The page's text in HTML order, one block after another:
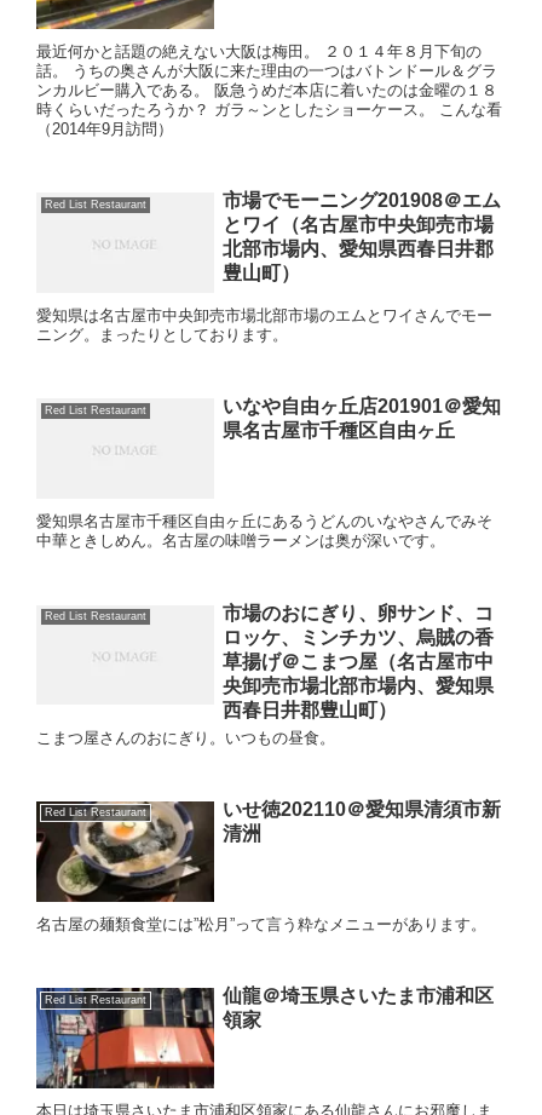
最近何かと話題の絶えない大阪は梅田。 ２０１４年８月下旬の
話。 うちの奥さんが大阪に来た理由の一つはバトンドール＆グラ
ンカルビー購入である。 阪急うめだ本店に着いたのは金曜の１８
時くらいだったろうか？ ガラ～ンとしたショーケース。 こんな看
（2014年9月訪問）
Red List Restaurant
市場でモーニング201908＠エム
とワイ（名古屋市中央卸売市場
北部市場内、愛知県西春日井郡
豊山町）
愛知県は名古屋市中央卸売市場北部市場のエムとワイさんでモー
ニング。まったりとしております。
Red List Restaurant
いなや自由ヶ丘店201901＠愛知
県名古屋市千種区自由ヶ丘
愛知県名古屋市千種区自由ヶ丘にあるうどんのいなやさんでみそ
中華ときしめん。名古屋の味噌ラーメンは奥が深いです。
Red List Restaurant
市場のおにぎり、卵サンド、コ
ロッケ、ミンチカツ、烏賊の香
草揚げ＠こまつ屋（名古屋市中
央卸売市場北部市場内、愛知県
西春日井郡豊山町）
こまつ屋さんのおにぎり。いつもの昼食。
Red List Restaurant
いせ徳202110＠愛知県清須市新
清洲
名古屋の麺類食堂には”松月”って言う粋なメニューがあります。
Red List Restaurant
仙龍＠埼玉県さいたま市浦和区
領家
本日は埼玉県さいたま市浦和区領家にある仙龍さんにお邪魔しま